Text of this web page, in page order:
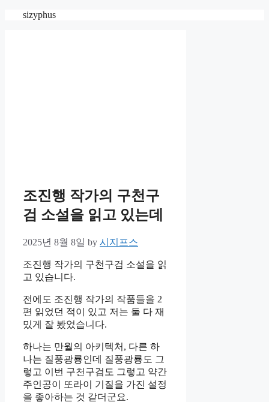
sizyphus
조진행 작가의 구천구
검 소설을 읽고 있는데
2025년 8월 8일 by 시지프스
조진행 작가의 구천구검 소설을 읽
고 있습니다.
전에도 조진행 작가의 작품들을 2
편 읽었던 적이 있고 저는 둘 다 재
밌게 잘 봤었습니다.
하나는 만월의 아키텍처, 다른 하
나는 질풍광룡인데 질풍광룡도 그
렇고 이번 구천구검도 그렇고 약간
주인공이 또라이 기질을 가진 설정
을 좋아하는 것 같더군요.